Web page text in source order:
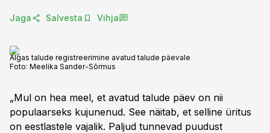
Jaga Salvesta Vihja
Algas talude registreerimine avatud talude päevale
Foto: Meelika Sander-Sõrmus
„Mul on hea meel, et avatud talude päev on nii
populaarseks kujunenud. See näitab, et selline üritus
on eestlastele vajalik. Paljud tunnevad puudust